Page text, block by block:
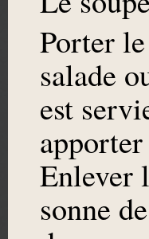
Porter
salade
est
Enlever
sonne